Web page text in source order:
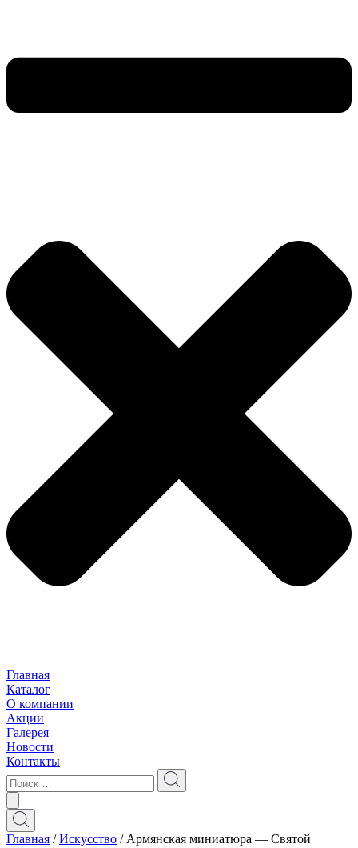
Главная
Каталог
О компании
Акции
Галерея
Новости
Контакты
Главная /Искусство / Армянская миниатюра — Святой